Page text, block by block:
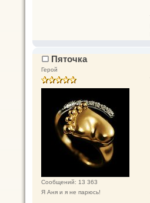
Пяточка
Герой
Сообщений: 13 363
Я Аня и я не парюсь!